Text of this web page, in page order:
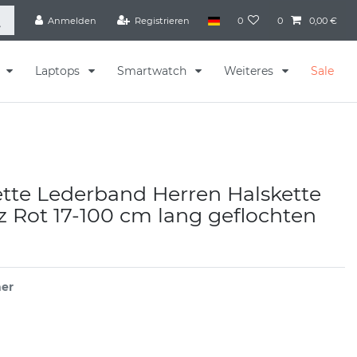
Anmelden Registrieren 0 0 0,00 €
Laptops Smartwatch Weiteres Sale
Lederband Herren Halskette
Rot 17-100 cm lang geflochten